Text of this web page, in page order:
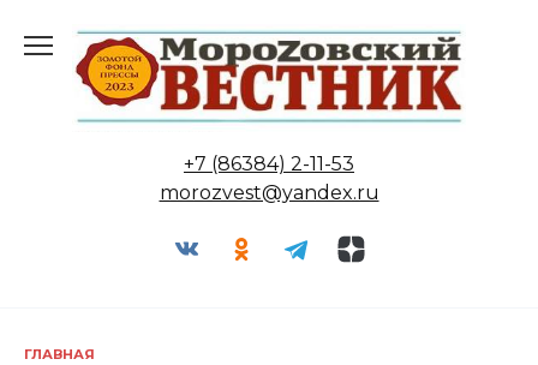
содержанию
+7 (86384) 2-11-53
morozvest@yandex.ru
ГЛАВНАЯ